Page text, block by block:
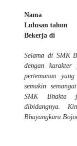
Nama
Lulusan
Bekerja di
Saya
Bhakta,
bermanfaat
bekerja di
dengan
ditunjang
dibidangnya.